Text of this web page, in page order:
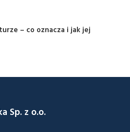
– co oznacza i jak jej
Sp. z o.o.